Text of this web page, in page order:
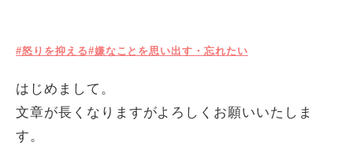
#怒りを抑える#嫌なことを思い出す・忘れたい
はじめまして。
文章が長くなりますがよろしくお願いいたしま
す。